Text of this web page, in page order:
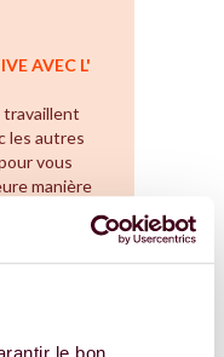
le bon
AVEC L'
les autres
vous
manière